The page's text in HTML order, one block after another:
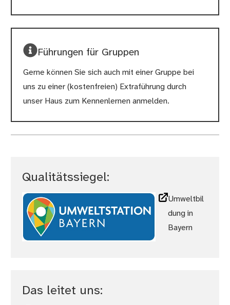
Führungen für Gruppen
Gerne können Sie sich auch mit einer Gruppe bei
uns zu einer (kostenfreien) Extraführung durch
unser Haus zum Kennenlernen anmelden.
Qualitätssiegel:
Umweltbil
dung in
Bayern
Das leitet uns: